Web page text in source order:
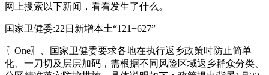
网上搜索以下新闻，看看发生了什么。
国家卫健委:22日新增本土“121+627”
〖One〗、国家卫健委要求各地在执行返乡政策时防止简单
化、一刀切及层层加码，需根据不同风险区域返乡群众分类、